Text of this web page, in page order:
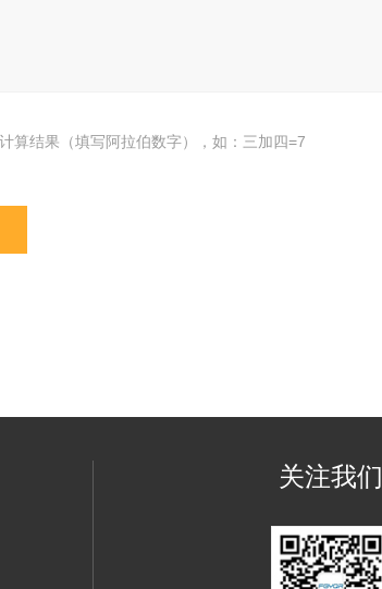
算结果（填写阿拉伯数字），如：三加四=7
关注我们